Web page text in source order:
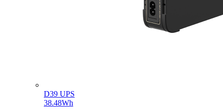
D39 UPS
38.48Wh